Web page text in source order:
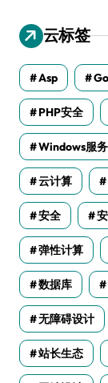
云标签
Asp
PHP安全
Windows服
云计算
安全
弹性计算
数据库
无障碍设计
站长生态